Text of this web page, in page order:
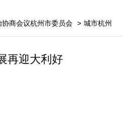
商会议杭州市委员会 > 城市杭州
再迎大利好